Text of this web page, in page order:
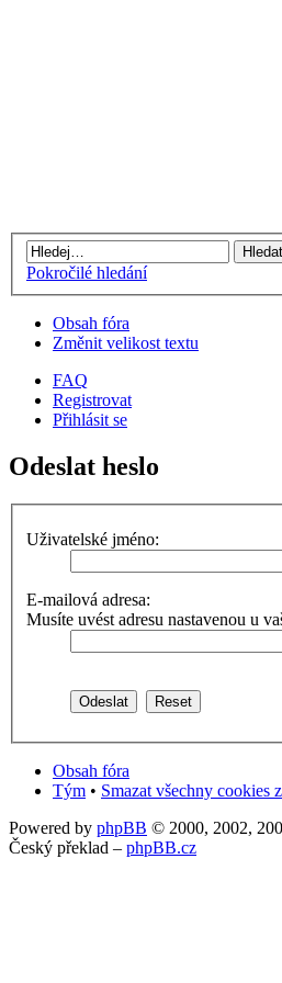
Pokročilé hledání
Obsah fóra
Změnit velikost textu
FAQ
Registrovat
Přihlásit se
Odeslat heslo
Uživatelské jméno:
E-mailová adresa:
Musíte uvést adresu nastavenou u
Obsah fóra
Tým • Smazat všechny cookies
Powered by phpBB © 2000, 2002,
Český překlad – phpBB.cz